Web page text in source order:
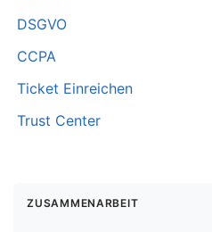
DSGVO
CCPA
Ticket Einreichen
Trust Center
ZUSAMMENARBEIT